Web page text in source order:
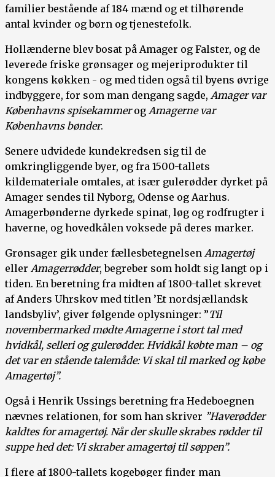
familier bestående af 184 mænd og et tilhørende
antal kvinder og børn og tjenestefolk.
Hollænderne blev bosat på Amager og Falster, og de
leverede friske grønsager og mejeriprodukter til
kongens køkken - og med tiden også til byens øvrige
indbyggere, for som man dengang sagde, Amager var
Københavns spisekammerog Amagerne var
Københavns bønder.
Senere udvidede kundekredsen sig til de
omkringliggende byer, og fra 1500-tallets
kildemateriale omtales, at især gulerødder dyrket på
Amager sendes til Nyborg, Odense og Aarhus.
Amagerbønderne dyrkede spinat, løg og rodfrugter i
haverne, og hovedkålen voksede på deres marker.
Grønsager gik under fællesbetegnelsen Amagertøj
eller Amagerrødder, begreber som holdt sig langt op i
tiden. En beretning fra midten af 1800-tallet skrevet
af Anders Uhrskov med titlen ’Et nordsjællandsk
landsbyliv’, giver følgende oplysninger: ”Til
novembermarked mødte Amagerne i stort tal med
hvidkål, selleri og gulerødder. Hvidkål købte man – og
det var en stående talemåde: Vi skal til marked og købe
Amagertøj”.
Også i Henrik Ussings beretning fra Hedeboegnen
nævnes relationen, for som han skriver ”Haverødder
kaldtes for amagertøj. Når der skulle skrabes rødder til
suppe hed det: Vi skraber amagertøj til søppen”.
I flere af 1800-tallets kogebøger finder man